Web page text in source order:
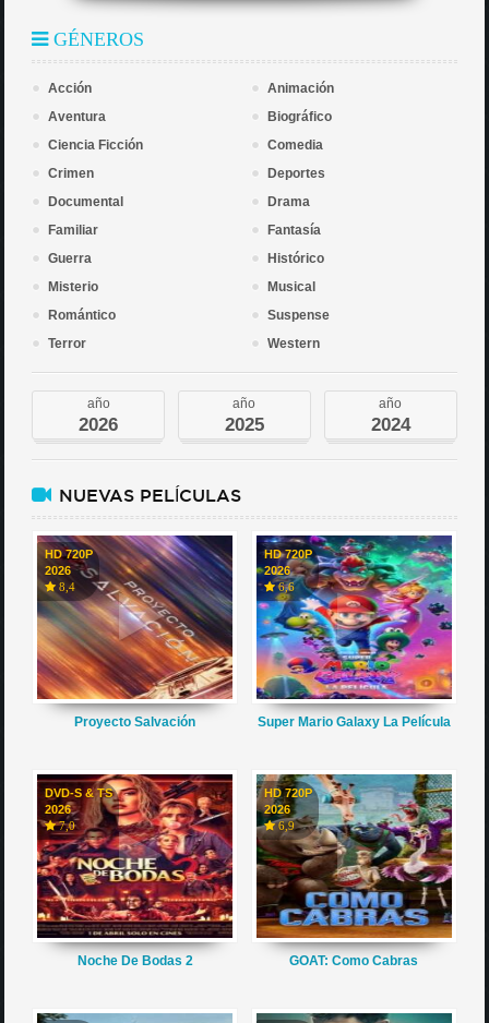
GÉNEROS
Acción
Animación
Aventura
Biográfico
Ciencia Ficción
Comedia
Crimen
Deportes
Documental
Drama
Familiar
Fantasía
Guerra
Histórico
Misterio
Musical
Romántico
Suspense
Terror
Western
año
2026
año
2025
año
2024
NUEVAS PELÍCULAS
HD 720P
2026
8,4
Proyecto Salvación
HD 720P
2026
6,6
Super Mario Galaxy La Película
DVD-S & TS
2026
7,0
Noche De Bodas 2
HD 720P
2026
6,9
GOAT: Como Cabras